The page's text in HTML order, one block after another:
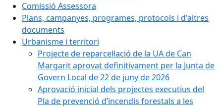
Comissió Assessora
Plans, campanyes, programes, protocols i d'altres
documents
Urbanisme i territori
Projecte de reparcel·lació de la UA de Can
Margarit aprovat definitivament per la Junta de
Govern Local de 22 de juny de 2026
Aprovació inicial dels projectes executius del
Pla de prevenció d’incendis forestals a les